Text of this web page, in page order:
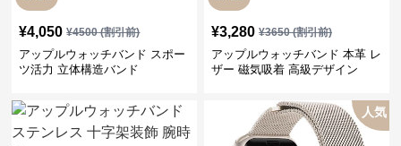
¥4,050 ¥4500(割引前)
アップルウォッチバンド スポー
ツ活力 立体構造バンド
¥3,280 ¥3650(割引前)
アップルウォッチバンド 本革 レ
ザー 磁気吸着 高級デザイン
人気